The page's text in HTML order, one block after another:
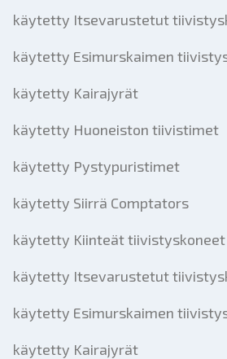
käytetty Itsevarustetut
käytetty Esimurskaimen
käytetty Kairajyrät
käytetty Huoneiston tiivistimet
käytetty Pystypuristimet
käytetty Siirrä Comptators
käytetty Kiinteät tiivistyskoneet
käytetty Itsevarustetut
käytetty Esimurskaimen
käytetty Kairajyrät